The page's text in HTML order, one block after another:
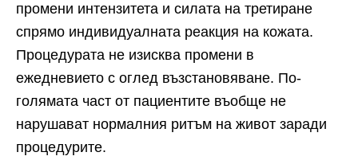
промени интензитета и силата на третиране
спрямо индивидуалната реакция на кожата.
Процедурата не изисква промени в
ежедневието с оглед възстановяване. По-
голямата част от пациентите въобще не
нарушават нормалния ритъм на живот заради
процедурите.